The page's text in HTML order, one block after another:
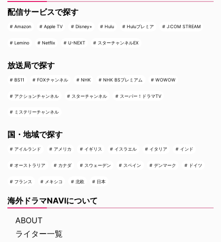
配信サービスで探す
Amazon Apple TV Disney+ Hulu Huluプレミア J:COM STREAM
Lemino Netflix U-NEXT スターチャンネルEX
放送局で探す
BS11 FOXチャンネル NHK NHK BSプレミアム WOWOW
アクションチャンネル スターチャンネル スーパー！ドラマTV
ミステリーチャンネル
国・地域で探す
アイルランド アメリカ イギリス イスラエル イタリア インド
オーストラリア カナダ スウェーデン スペイン デンマーク ドイツ
フランス メキシコ 北欧 日本
海外ドラマNAVIについて
ABOUT
ライター一覧